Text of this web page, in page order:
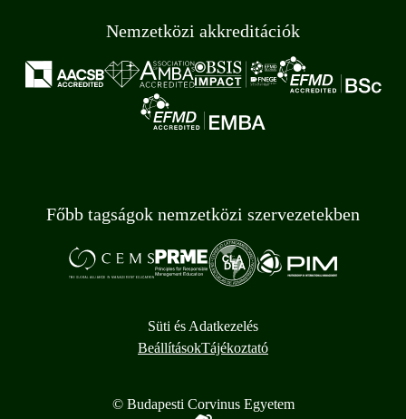
Nemzetközi akkreditációk
Főbb tagságok nemzetközi szervezetekben
Süti és Adatkezelés
BeállításokTájékoztató
© Budapesti Corvinus Egyetem